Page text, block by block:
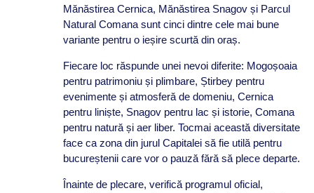
Mănăstirea Cernica, Mănăstirea Snagov și Parcul
Natural Comana sunt cinci dintre cele mai bune
variante pentru o ieșire scurtă din oraș.
Fiecare loc răspunde unei nevoi diferite: Mogoșoaia
pentru patrimoniu și plimbare, Știrbey pentru
evenimente și atmosferă de domeniu, Cernica
pentru liniște, Snagov pentru lac și istorie, Comana
pentru natură și aer liber. Tocmai această diversitate
face ca zona din jurul Capitalei să fie utilă pentru
bucureștenii care vor o pauză fără să plece departe.
Înainte de plecare, verifică programul oficial,